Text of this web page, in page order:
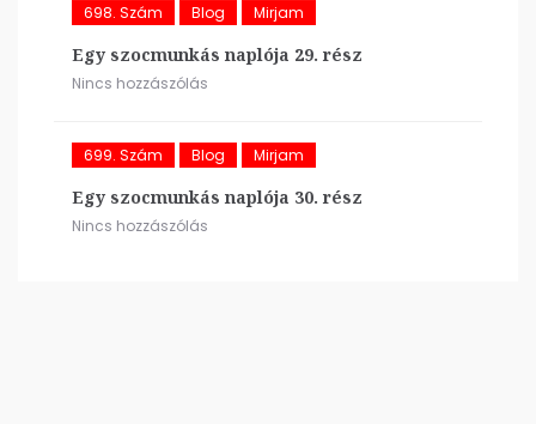
698. Szám Blog Mirjam
Egy szocmunkás naplója 29. rész
Nincs hozzászólás
699. Szám Blog Mirjam
Egy szocmunkás naplója 30. rész
Nincs hozzászólás